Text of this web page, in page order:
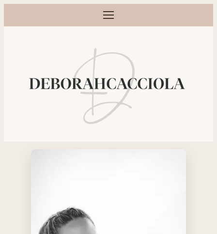
Ouvrir le menu
Photographe grossesse, naissance,